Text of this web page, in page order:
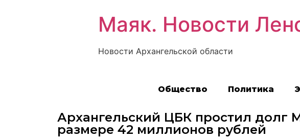
Маяк. Новости
Новости Архангельской области
Общество Политика
Архангельский ЦБК простил долг
размере 42 миллионов рублей